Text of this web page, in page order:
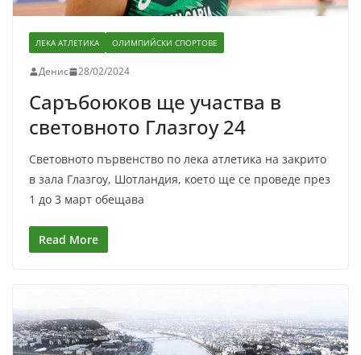
ЛЕКА АТЛЕТИКА ОЛИМПИЙСКИ СПОРТОВЕ
Денис 28/02/2024
Саръбоюков ще участва в
световното Глазгоу 24
Световното първенство по лека атлетика на закрито
в зала Глазгоу, Шотландия, което ще се проведе през
1 до 3 март обещава
Read More